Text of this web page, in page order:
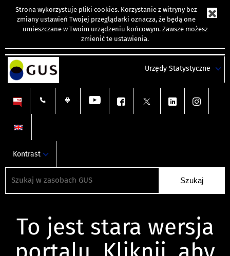
Strona wykorzystuje pliki cookies. Korzystanie z witryny bez
zmiany ustawień Twojej przeglądarki oznacza, że będą one
umieszczane w Twoim urządzeniu końcowym. Zawsze możesz
zmienić te ustawienia.
Urzędy Statystyczne
Kontrast
To jest stara wersja